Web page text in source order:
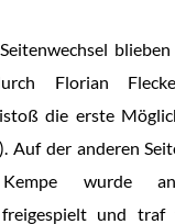
Florian
die erste
Auf der anderen
Kempe wurde
freigespielt und